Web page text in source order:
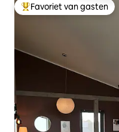
Topfavoriet van gasten
Favoriet van gasten